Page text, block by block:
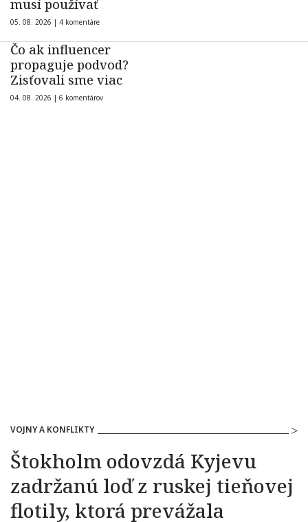
musí používať
05. 08. 2026 | 4 komentáre
Čo ak influencer
propaguje podvod?
Zisťovali sme viac
04. 08. 2026 | 6 komentárov
VOJNY A KONFLIKTY
Štokholm odovzdá Kyjevu
zadržanú loď z ruskej tieňovej
flotily, ktorá prevážala